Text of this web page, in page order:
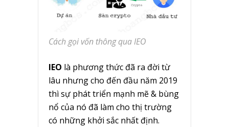
Cách gọi vốn thông qua IEO
IEO là phương thức đã ra đời từ
lâu nhưng cho đến đầu năm 2019
thì sự phát triển mạnh mẽ & bùng
nổ của nó đã làm cho thị trường
có những khởi sắc nhất định.